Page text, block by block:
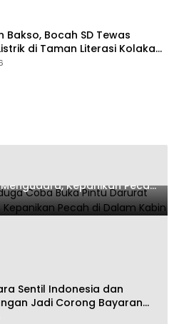
Bakso, Bocah SD Tewas
di Taman Literasi Kolaka
Coba Buka Pintu
Kepanikan Pecah
Sentil Indonesia dan
Jadi Corong Bayaran